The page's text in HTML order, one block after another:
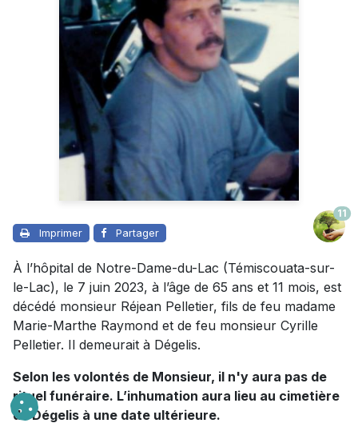
Imprimer Partager
11
À l’hôpital de Notre-Dame-du-Lac (Témiscouata-sur-
le-Lac), le 7 juin 2023, à l’âge de 65 ans et 11 mois, est
décédé monsieur Réjean Pelletier, fils de feu madame
Marie-Marthe Raymond et de feu monsieur Cyrille
Pelletier. Il demeurait à Dégelis.
Selon les volontés de Monsieur, il n'y aura pas de
rituel funéraire. L’inhumation aura lieu au cimetière
de Dégelis à une date ultérieure.